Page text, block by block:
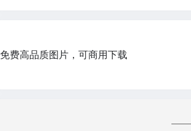
免费高品质图片，可商用下载